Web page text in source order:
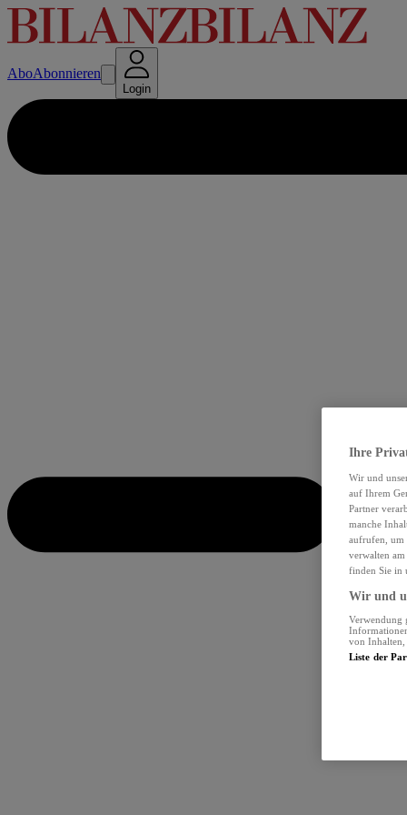
AboAbonnieren
Login
Ihre
Wir und
auf Ihrem
Partner
manche
aufrufen, um
verwalten
finden Sie in
Wir und
Verwendung
von Inhalten,
Liste der